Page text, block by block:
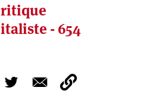
- 654